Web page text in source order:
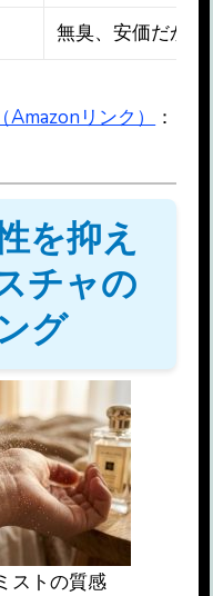
無臭、安価だが
リンク）
：
を抑え
チャの
グ
ストの質感